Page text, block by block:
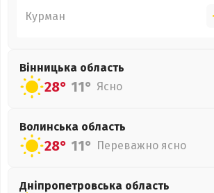
Курман
Вінницька область
28° 11° Ясно
Волинська область
28° 11° Переважно ясно
Дніпропетровська область